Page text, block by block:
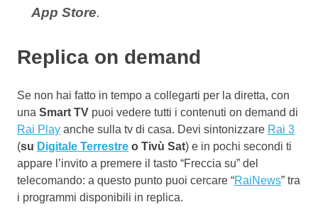
App Store.
Replica on demand
Se non hai fatto in tempo a collegarti per la diretta, con
una Smart TV puoi vedere tutti i contenuti on demand di
Rai Play anche sulla tv di casa. Devi sintonizzare Rai 3
(su Digitale Terrestre o Tivù Sat) e in pochi secondi ti
appare l’invito a premere il tasto “Freccia su” del
telecomando: a questo punto puoi cercare “RaiNews” tra
i programmi disponibili in replica.